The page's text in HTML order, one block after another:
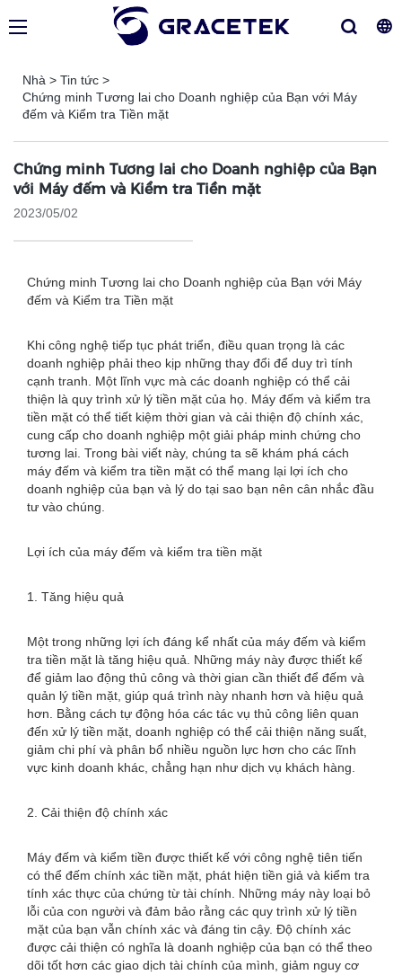
Nhà > Tin tức >
Chứng minh Tương lai cho Doanh nghiệp của Bạn với Máy
đếm và Kiểm tra Tiền mặt
Chứng minh Tương lai cho Doanh nghiệp của Bạn
với Máy đếm và Kiểm tra Tiền mặt
2023/05/02
Chứng minh Tương lai cho Doanh nghiệp của Bạn với Máy
đếm và Kiểm tra Tiền mặt
Khi công nghệ tiếp tục phát triển, điều quan trọng là các
doanh nghiệp phải theo kịp những thay đổi để duy trì tính
cạnh tranh. Một lĩnh vực mà các doanh nghiệp có thể cải
thiện là quy trình xử lý tiền mặt của họ. Máy đếm và kiểm tra
tiền mặt có thể tiết kiệm thời gian và cải thiện độ chính xác,
cung cấp cho doanh nghiệp một giải pháp minh chứng cho
tương lai. Trong bài viết này, chúng ta sẽ khám phá cách
máy đếm và kiểm tra tiền mặt có thể mang lại lợi ích cho
doanh nghiệp của bạn và lý do tại sao bạn nên cân nhắc đầu
tư vào chúng.
Lợi ích của máy đếm và kiểm tra tiền mặt
1. Tăng hiệu quả
Một trong những lợi ích đáng kể nhất của máy đếm và kiểm
tra tiền mặt là tăng hiệu quả. Những máy này được thiết kế
để giảm lao động thủ công và thời gian cần thiết để đếm và
quản lý tiền mặt, giúp quá trình này nhanh hơn và hiệu quả
hơn. Bằng cách tự động hóa các tác vụ thủ công liên quan
đến xử lý tiền mặt, doanh nghiệp có thể cải thiện năng suất,
giảm chi phí và phân bổ nhiều nguồn lực hơn cho các lĩnh
vực kinh doanh khác, chẳng hạn như dịch vụ khách hàng.
2. Cải thiện độ chính xác
Máy đếm và kiểm tiền được thiết kế với công nghệ tiên tiến
có thể đếm chính xác tiền mặt, phát hiện tiền giả và kiểm tra
tính xác thực của chứng từ tài chính. Những máy này loại bỏ
lỗi của con người và đảm bảo rằng các quy trình xử lý tiền
mặt của bạn vẫn chính xác và đáng tin cậy. Độ chính xác
được cải thiện có nghĩa là doanh nghiệp của bạn có thể theo
dõi tốt hơn các giao dịch tài chính của mình, giảm nguy cơ